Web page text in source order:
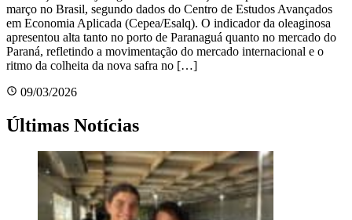
março no Brasil, segundo dados do Centro de Estudos Avançados
em Economia Aplicada (Cepea/Esalq). O indicador da oleaginosa
apresentou alta tanto no porto de Paranaguá quanto no mercado do
Paraná, refletindo a movimentação do mercado internacional e o
ritmo da colheita da nova safra no […]
09/03/2026
Últimas Notícias